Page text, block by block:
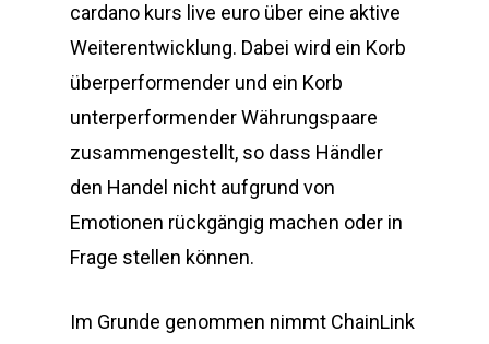
cardano kurs live euro über eine aktive
Weiterentwicklung. Dabei wird ein Korb
überperformender und ein Korb
unterperformender Währungspaare
zusammengestellt, so dass Händler
den Handel nicht aufgrund von
Emotionen rückgängig machen oder in
Frage stellen können.
Im Grunde genommen nimmt ChainLink